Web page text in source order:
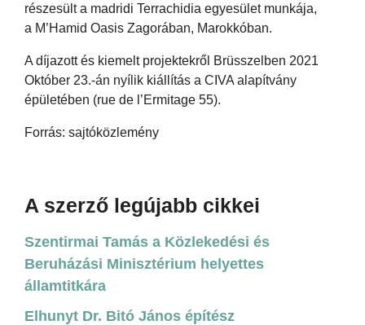
részesült a madridi Terrachidia egyesület munkája,
a M’Hamid Oasis Zagorában, Marokkóban.
A díjazott és kiemelt projektekről Brüsszelben 2021
Október 23.-án nyílik kiállítás a CIVA alapítvány
épületében (rue de l’Ermitage 55).
Forrás: sajtóközlemény
A szerző legújabb cikkei
Szentirmai Tamás a Közlekedési és
Beruházási Minisztérium helyettes
államtitkára
Elhunyt Dr. Bitó János építész